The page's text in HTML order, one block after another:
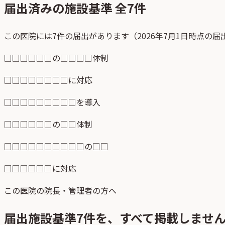
届出済みの施設基準 全7件
この医院には7件の届出があります（2026年7月1日時点の届
□□□□□□の□□□□体制
□□□□□□□□に対応
□□□□□□□□□を導入
□□□□□□の□□体制
□□□□□□□□□□の□□
□□□□□□に対応
この医院の院長・管理者の方へ
届出施設基準7件を、すべて掲載しませ